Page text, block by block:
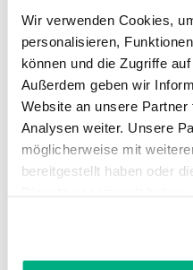
Wir verwenden Cookies,
personalisieren,
können und die Zugriffe
Außerdem geben wir
Website an unsere
Analysen weiter. Unsere
möglicherweise mit
bereitgestellt haben oder
unserer